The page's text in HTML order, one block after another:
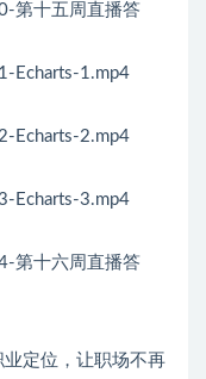
第十五周直播答
Echarts-1.mp4
Echarts-2.mp4
Echarts-3.mp4
第十六周直播答
定位，让职场不再